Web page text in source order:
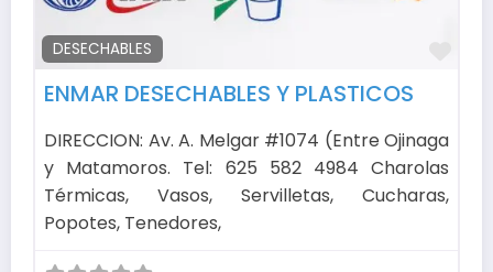
DESECHABLES
ENMAR DESECHABLES Y PLASTICOS
DIRECCION: Av. A. Melgar #1074 (Entre Ojinaga
y Matamoros. Tel: 625 582 4984 Charolas
Térmicas, Vasos, Servilletas, Cucharas,
Popotes, Tenedores,